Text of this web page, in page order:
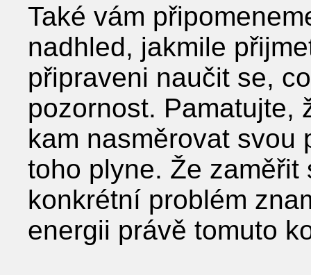
Také vám
nadhled, jakmile
připraveni naučit se,
pozornost. Pamatujte,
kam nasměrovat svou
toho plyne. Že
konkrétní problém
energii právě tomuto